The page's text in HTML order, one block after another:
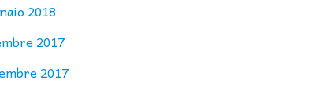
2018
2017
2017